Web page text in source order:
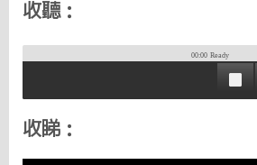
收聽：
00:00 Ready
收睇：